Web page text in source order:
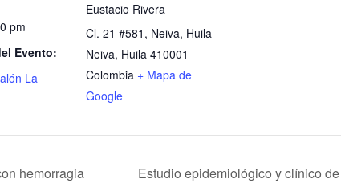
pm
Evento:
La
Eustacio Rivera
Cl. 21 #581, Neiva, Huila
Neiva, Huila 410001
Colombia + Mapa de
Google
hemorragia
Estudio epidemiológico y clínico